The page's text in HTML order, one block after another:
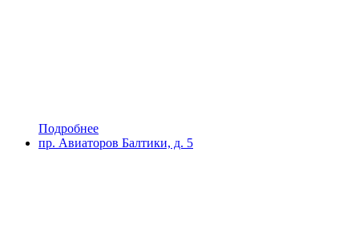
Подробнее
пр. Авиаторов Балтики, д. 5